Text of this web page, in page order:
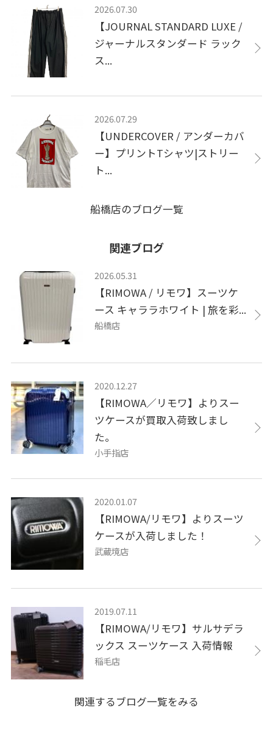
2026.07.30
【JOURNAL STANDARD LUXE /
ジャーナルスタンダード ラック
ス...
2026.07.29
【UNDERCOVER / アンダーカバ
ー】プリントTシャツ|ストリー
ト...
船橋店のブログ一覧
関連ブログ
2026.05.31
【RIMOWA / リモワ】スーツケ
ース キャララホワイト | 旅を彩...
船橋店
2020.12.27
【RIMOWA／リモワ】よりスー
ツケースが買取入荷致しまし
た。
小手指店
2020.01.07
【RIMOWA/リモワ】よりスーツ
ケースが入荷しました！
武蔵境店
2019.07.11
【RIMOWA/リモワ】サルサデラ
ックス スーツケース 入荷情報
稲毛店
関連するブログ一覧をみる